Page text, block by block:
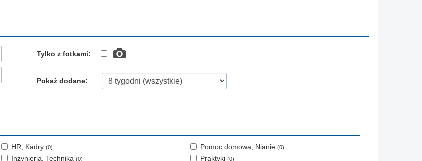
Tylko z fotkami:
Pokaż dodane:
HR, Kadry(0)
Inżynieria, Technika(0)
Pomoc domowa, Nianie (0)
Praktyki (0)